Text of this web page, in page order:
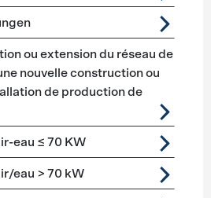
ou extension du réseau de
nouvelle construction ou
de production de
eau ≤ 70 KW
eau > 70 kW